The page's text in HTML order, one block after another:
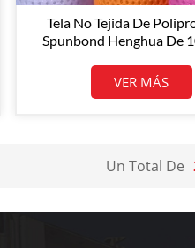
Tela No Tejida De
Spunbond Henghua De
VER MÁS
Un Total De